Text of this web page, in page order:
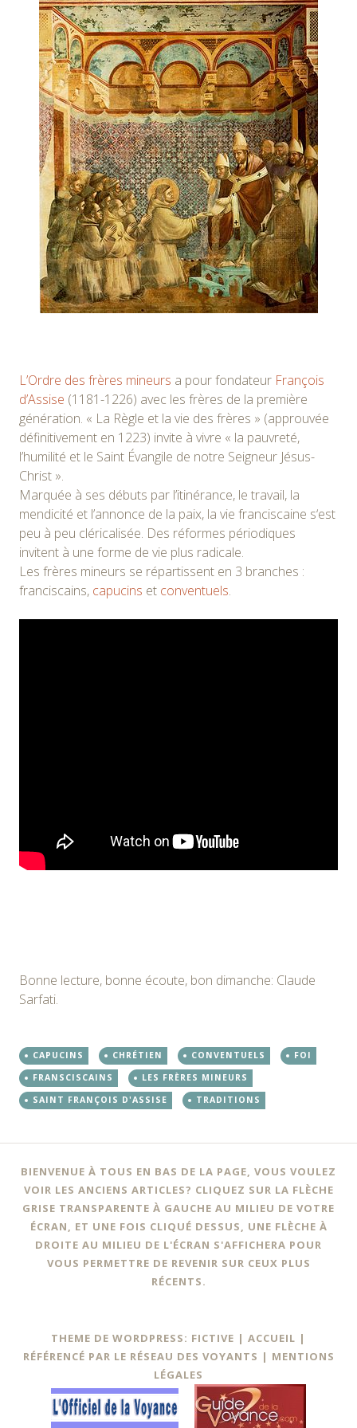
L’Ordre des frères mineurs a pour fondateur François
d’Assise (1181-1226) avec les frères de la première
génération. « La Règle et la vie des frères » (approuvée
définitivement en 1223) invite à vivre « la pauvreté,
l’humilité et le Saint Évangile de notre Seigneur Jésus-
Christ ».
Marquée à ses débuts par l’itinérance, le travail, la
mendicité et l’annonce de la paix, la vie franciscaine s‘est
peu à peu cléricalisée. Des réformes périodiques
invitent à une forme de vie plus radicale.
Les frères mineurs se répartissent en 3 branches :
franciscains, capucins et conventuels.
Bonne lecture, bonne écoute, bon dimanche: Claude
Sarfati.
CAPUCINS CHRÉTIEN CONVENTUELS
FOI
FRANSCISCAINS
LES FRÈRES MINEURS
SAINT FRANÇOIS D'ASSISE
TRADITIONS
BIENVENUE À TOUS EN BAS DE LA PAGE, VOUS VOULEZ
VOIR LES ANCIENS ARTICLES? CLIQUEZ SUR LA FLÈCHE
GRISE TRANSPARENTE À GAUCHE AU MILIEU DE VOTRE
ÉCRAN, ET UNE FOIS CLIQUÉ DESSUS, UNE FLÈCHE À
DROITE AU MILIEU DE L'ÉCRAN S'AFFICHERA POUR
VOUS PERMETTRE DE REVENIR SUR CEUX PLUS
RÉCENTS.
THEME DE WORDPRESS: FICTIVE | ACCUEIL |
RÉFÉRENCÉ PAR LE RÉSEAU DES VOYANTS | MENTIONS
LÉGALES